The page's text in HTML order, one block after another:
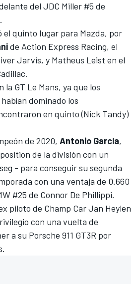
del JDC Miller #5 de
.
el quinto lugar para Mazda, por
de Action Express Racing, el
Jarvis, y Matheus Leist en el
la GT Le Mans, ya que los
dominado los
en quinto (Nick Tandy)
de 2020, Antonio García,
de la división con un
- para conseguir su segunda
con una ventaja de 0.660
#25 de Connor De Phillippi.
piloto de Champ Car Jan Heylen
con una vuelta de
a su Porsche 911 GT3R por